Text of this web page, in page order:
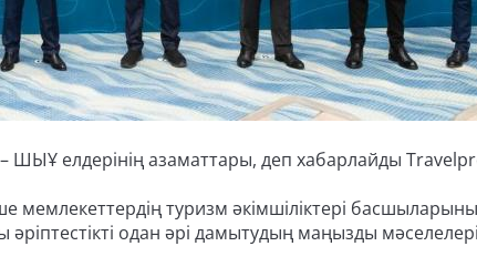
– ШЫҰ елдерінің азаматтары, деп хабарлайды
туризм әкімшіліктері
одан әрі дамытудың маңызды мәселелері